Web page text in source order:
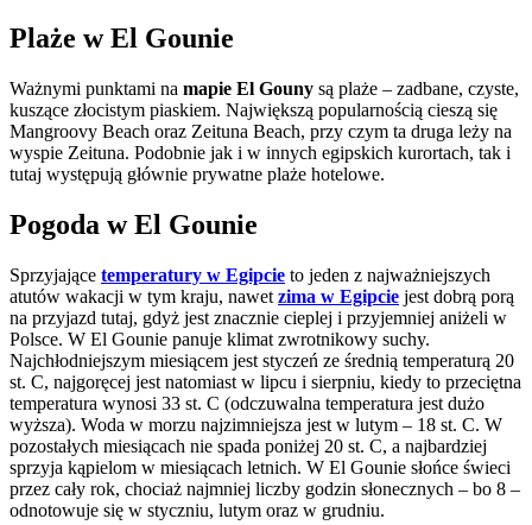
Plaże w El Gounie
Ważnymi punktami na mapie El Gouny są plaże – zadbane, czyste,
kuszące złocistym piaskiem. Największą popularnością cieszą się
Mangroovy Beach oraz Zeituna Beach, przy czym ta druga leży na
wyspie Zeituna. Podobnie jak i w innych egipskich kurortach, tak i
tutaj występują głównie prywatne plaże hotelowe.
Pogoda w El Gounie
Sprzyjające temperatury w Egipcie to jeden z najważniejszych
atutów wakacji w tym kraju, nawet zima w Egipcie jest dobrą porą
na przyjazd tutaj, gdyż jest znacznie cieplej i przyjemniej aniżeli w
Polsce. W El Gounie panuje klimat zwrotnikowy suchy.
Najchłodniejszym miesiącem jest styczeń ze średnią temperaturą 20
st. C, najgoręcej jest natomiast w lipcu i sierpniu, kiedy to przeciętna
temperatura wynosi 33 st. C (odczuwalna temperatura jest dużo
wyższa). Woda w morzu najzimniejsza jest w lutym – 18 st. C. W
pozostałych miesiącach nie spada poniżej 20 st. C, a najbardziej
sprzyja kąpielom w miesiącach letnich. W El Gounie słońce świeci
przez cały rok, chociaż najmniej liczby godzin słonecznych – bo 8 –
odnotowuje się w styczniu, lutym oraz w grudniu.